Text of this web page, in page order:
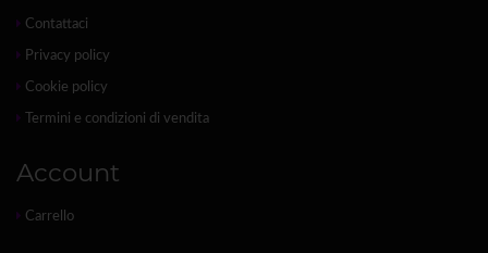
Contattaci
Privacy policy
Cookie policy
Termini e condizioni di vendita
Account
Carrello